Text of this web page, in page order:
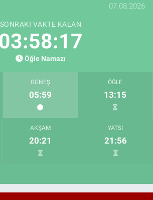
07.08.2026
SONRAKI VAKTE KALAN
03:58:15
Öğle Namazı
GÜNEŞ
05:59
ÖĞLE
13:15
AKŞAM
20:21
YATSI
21:56